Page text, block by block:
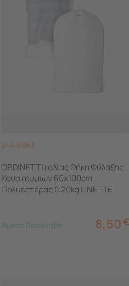
244.0963
ORDINETT Ιταλίας Θήκη Φύλαξης
Κουστουμιών 60x100cm
Πολυεστέρας 0.20kg LINETTE
Άμεση Παραλαβή 8,50€